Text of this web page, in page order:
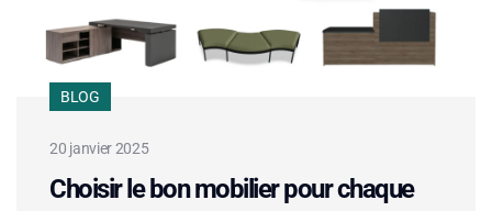
BLOG
20 janvier 2025
Choisir le bon mobilier pour chaque